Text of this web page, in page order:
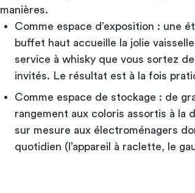
manières.
Comme espace d’exposition : une
buffet haut accueille la jolie
service à whisky que vous sortez
invités. Le résultat est à la fois
Comme espace de stockage : de
rangement aux coloris assortis à la
sur mesure aux électroménagers
quotidien (l’appareil à raclette, le